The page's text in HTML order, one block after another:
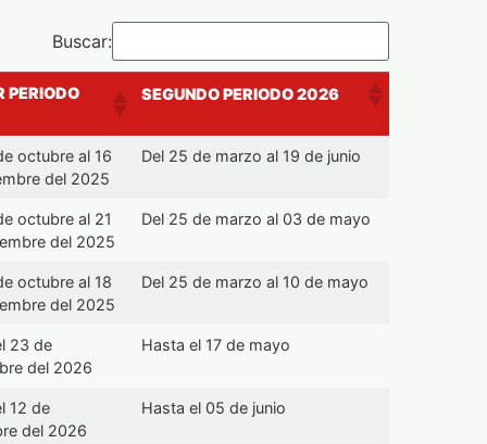
Buscar:
PERIODO SEGUNDO PERIODO 2026
octubre al 16
del 2025
Del 25 de marzo al 19 de junio
octubre al 21
del 2025
Del 25 de marzo al 03 de mayo
octubre al 18
del 2025
Del 25 de marzo al 10 de mayo
23 de
del 2026
Hasta el 17 de mayo
12 de
del 2026
Hasta el 05 de junio